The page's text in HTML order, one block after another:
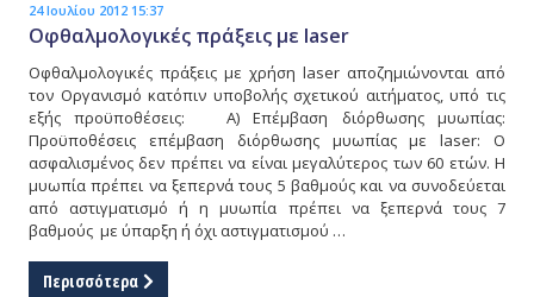
24 Ιουλίου 2012 15:37
Οφθαλμολογικές πράξεις με laser
Οφθαλμολογικές πράξεις με χρήση laser αποζημιώνονται από
τον Οργανισμό κατόπιν υποβολής σχετικού αιτήματος, υπό τις
εξής προϋποθέσεις: Α) Επέμβαση διόρθωσης μυωπίας:
Προϋποθέσεις επέμβαση διόρθωσης μυωπίας με laser: Ο
ασφαλισμένος δεν πρέπει να είναι μεγαλύτερος των 60 ετών. Η
μυωπία πρέπει να ξεπερνά τους 5 βαθμούς και να συνοδεύεται
από αστιγματισμό ή η μυωπία πρέπει να ξεπερνά τους 7
βαθμούς με ύπαρξη ή όχι αστιγματισμού …
Περισσότερα